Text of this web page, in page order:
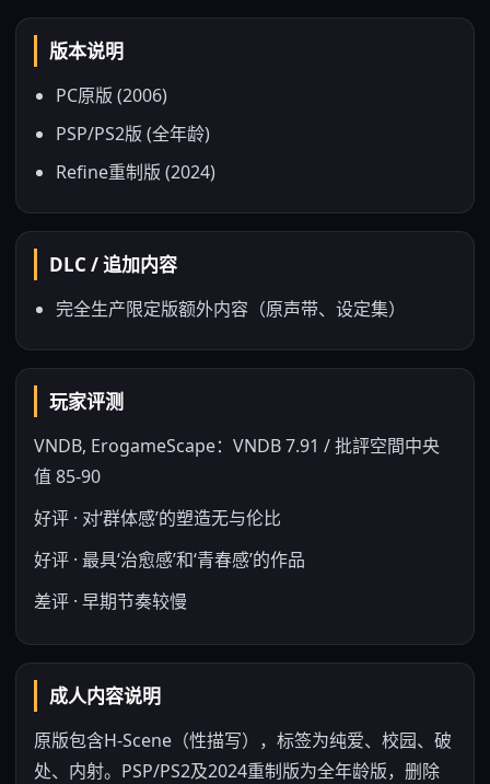
版本说明
PC原版 (2006)
PSP/PS2版 (全年龄)
Refine重制版 (2024)
DLC / 追加内容
完全生产限定版额外内容（原声带、设定集）
玩家评测
VNDB, ErogameScape：VNDB 7.91 / 批評空間中央
值 85-90
好评 · 对‘群体感’的塑造无与伦比
好评 · 最具‘治愈感’和‘青春感’的作品
差评 · 早期节奏较慢
成人内容说明
原版包含H-Scene（性描写），标签为纯爱、校园、破
处、内射。PSP/PS2及2024重制版为全年龄版，删除